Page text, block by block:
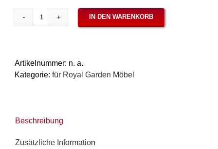
Auflagen
/
MWH
Panama
Salvia
IN DEN WARENKORB
Artikelnummer: n. a.
Kategorie: für Royal Garden Möbel
Beschreibung
Zusätzliche Information